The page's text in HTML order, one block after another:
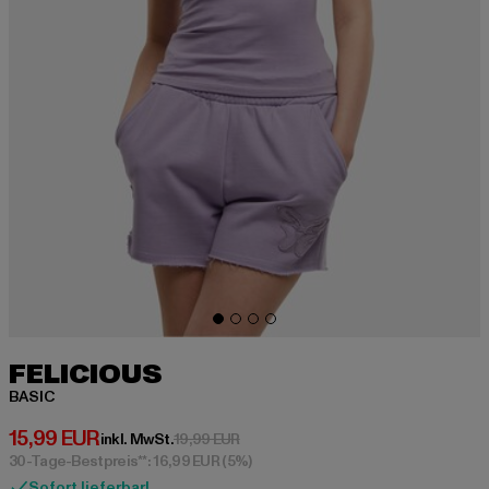
FELICIOUS
BASIC
15,99 EUR
Derzeitiger Preis: 15,99 EUR
inkl. MwSt.19,99 EURAktionspreis: 19,99 EUR
30-Tage-Bestpreis**: 16,99 EUR(5%)